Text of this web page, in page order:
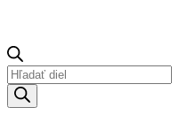
Products
search